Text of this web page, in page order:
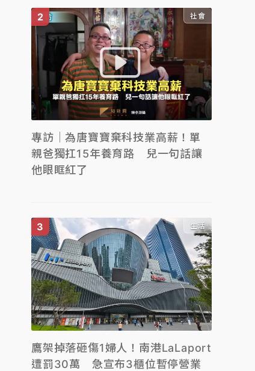
社會
專訪｜為唐寶寶棄科技業高薪！單
親爸獨扛15年養育路 兒一句話讓
他眼眶紅了
生活
鷹架掉落砸傷1婦人！南港LaLaport
遭罰30萬 急宣布3櫃位暫停營業